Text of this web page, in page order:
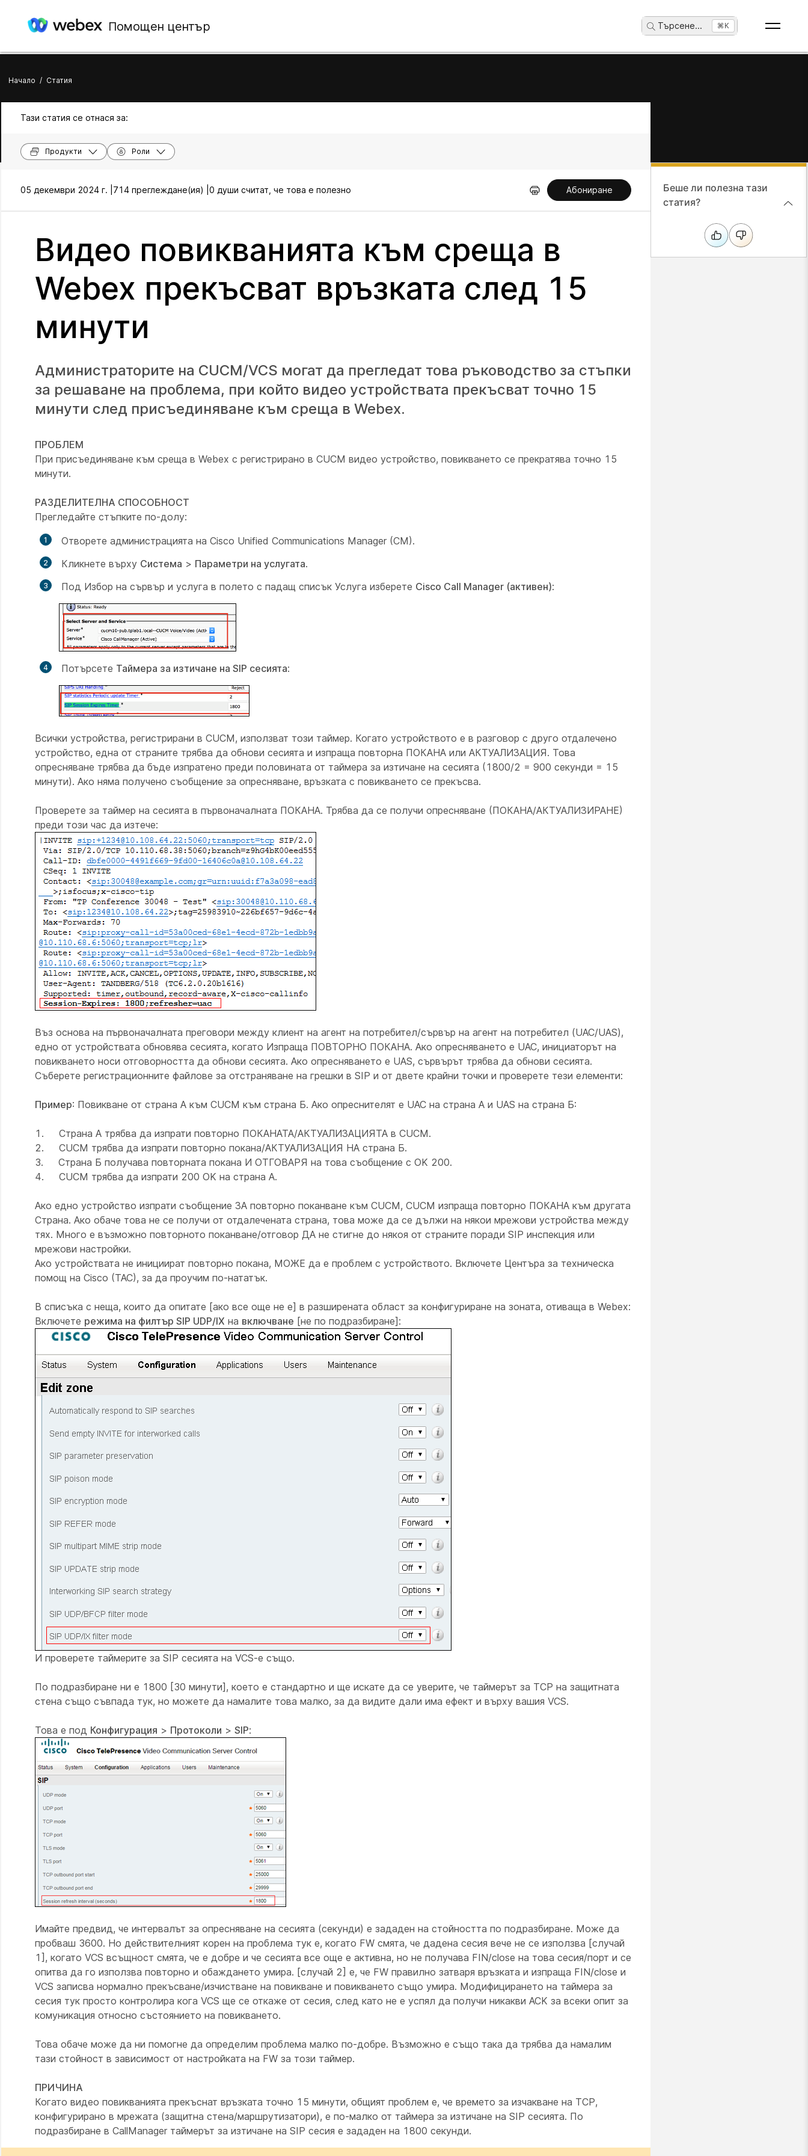
Помощен център Търсене... ⌘K
Начало / Статия
Тази статия се отнася за:
Продукти Роли
05 декември 2024 г. | 714 преглеждане(ия) | 0 души считат, че това е полезно Абониране
Видео повикванията към среща в
Webex прекъсват връзката след 15
минути
Администраторите на CUCM/VCS могат да прегледат това ръководство за стъпки
за решаване на проблема, при който видео устройствата прекъсват точно 15
минути след присъединяване към среща в Webex.
ПРОБЛЕМ
При присъединяване към среща в Webex с регистрирано в CUCM видео устройство, повикването се прекратява точно 15
минути.
РАЗДЕЛИТЕЛНА СПОСОБНОСТ
Прегледайте стъпките по-долу:
Отворете администрацията на Cisco Unified Communications Manager (CM).
Кликнете върху Система > Параметри на услугата.
Под Избор на сървър и услуга в полето с падащ списък Услуга изберете Cisco Call Manager (активен):
Потърсете Таймера за изтичане на SIP сесията:
Всички устройства, регистрирани в CUCM, използват този таймер. Когато устройството е в разговор с друго отдалечено
устройство, една от страните трябва да обнови сесията и изпраща повторна ПОКАНА или АКТУАЛИЗАЦИЯ. Това
опресняване трябва да бъде изпратено преди половината от таймера за изтичане на сесията (1800/2 = 900 секунди = 15
минути). Ако няма получено съобщение за опресняване, връзката с повикването се прекъсва.
Проверете за таймер на сесията в първоначалната ПОКАНА. Трябва да се получи опресняване (ПОКАНА/АКТУАЛИЗИРАНЕ)
преди този час да изтече:
Въз основа на първоначалната преговори между клиент на агент на потребител/сървър на агент на потребител (UAC/UAS),
едно от устройствата обновява сесията, когато Изпраща ПОВТОРНО ПОКАНА. Ако опресняването е UAC, инициаторът на
повикването носи отговорността да обнови сесията. Ако опресняването е UAS, сървърът трябва да обнови сесията.
Съберете регистрационните файлове за отстраняване на грешки в SIP и от двете крайни точки и проверете тези елементи:
Пример: Повикване от страна А към CUCM към страна Б. Ако опреснителят е UAC на страна А и UAS на страна Б:
1. Страна А трябва да изпрати повторно ПОКАНАТА/АКТУАЛИЗАЦИЯТА в CUCM.
2. CUCM трябва да изпрати повторно покана/АКТУАЛИЗАЦИЯ НА страна Б.
3. Страна Б получава повторната покана И ОТГОВАРЯ на това съобщение с OK 200.
4. CUCM трябва да изпрати 200 OK на страна А.
Ако едно устройство изпрати съобщение ЗА повторно поканване към CUCM, CUCM изпраща повторно ПОКАНА към другата
Страна. Ако обаче това не се получи от отдалечената страна, това може да се дължи на някои мрежови устройства между
тях. Много е възможно повторното поканване/отговор ДА не стигне до някоя от страните поради SIP инспекция или
мрежови настройки.
Ако устройствата не инициират повторно покана, МОЖЕ да е проблем с устройството. Включете Центъра за техническа
помощ на Cisco (TAC), за да проучим по-нататък.
В списъка с неща, които да опитате [ако все още не е] в разширената област за конфигуриране на зоната, отиваща в Webex:
Включете режима на филтър SIP UDP/IX на включване [не по подразбиране]:
И проверете таймерите за SIP сесията на VCS-e също.
По подразбиране ни е 1800 [30 минути], което е стандартно и ще искате да се уверите, че таймерът за TCP на защитната
стена също съвпада тук, но можете да намалите това малко, за да видите дали има ефект и върху вашия VCS.
Това е под Конфигурация > Протоколи > SIP:
Имайте предвид, че интервалът за опресняване на сесията (секунди) е зададен на стойността по подразбиране. Може да
пробваш 3600. Но действителният корен на проблема тук е, когато FW смята, че дадена сесия вече не се използва [случай
1], когато VCS всъщност смята, че е добре и че сесията все още е активна, но не получава FIN/close на това сесия/порт и се
опитва да го използва повторно и обаждането умира. [случай 2] е, че FW правилно затваря връзката и изпраща FIN/close и
VCS записва нормално прекъсване/изчистване на повикване и повикването също умира. Модифицирането на таймера за
сесия тук просто контролира кога VCS ще се откаже от сесия, след като не е успял да получи никакви ACK за всеки опит за
комуникация относно състоянието на повикването.
Това обаче може да ни помогне да определим проблема малко по-добре. Възможно е също така да трябва да намалим
тази стойност в зависимост от настройката на FW за този таймер.
ПРИЧИНА
Когато видео повикванията прекъснат връзката точно 15 минути, общият проблем е, че времето за изчакване на TCP,
конфигурирано в мрежата (защитна стена/маршрутизатори), е по-малко от таймера за изтичане на SIP сесията. По
подразбиране в CallManager таймерът за изтичане на SIP сесия е зададен на 1800 секунди.
Беше ли полезна тази
статия?